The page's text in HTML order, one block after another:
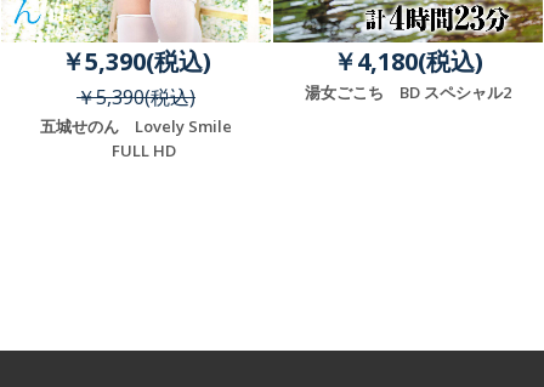
￥5,390(税込)
￥5,390(税込)
五城せのん Lovely Smile
FULL HD
￥4,180(税込)
湯女ごこち BD スペシャル2